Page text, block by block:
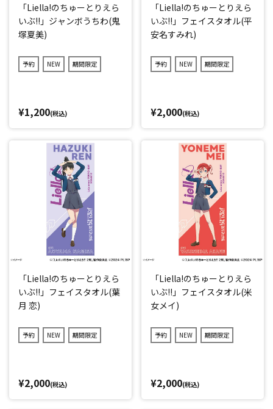
「Liella!のちゅーとりえら
いぶ!!」ジャンボうちわ(鬼
塚夏美)
予約 NEW 期間限定
¥1,200(税込)
「Liella!のちゅーとりえら
いぶ!!」フェイスタオル(平
安名すみれ)
予約 NEW 期間限定
¥2,000(税込)
「Liella!のちゅーとりえら
いぶ!!」フェイスタオル(葉
月 恋)
予約 NEW 期間限定
¥2,000(税込)
「Liella!のちゅーとりえら
いぶ!!」フェイスタオル(米
女メイ)
予約 NEW 期間限定
¥2,000(税込)